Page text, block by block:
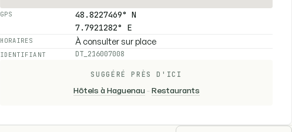
GPS
48.8227469° N
7.7921282° E
HORAIRES À consulter sur place
IDENTIFIANT DT_216007008
SUGGÉRÉ PRÈS D'ICI
Hôtels à Haguenau -Restaurants